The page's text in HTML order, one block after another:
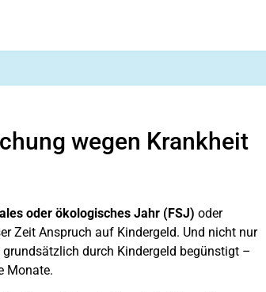
wegen Krankheit
oder ökologisches Jahr (FSJ) oder
Zeit Anspruch auf Kindergeld. Und nicht nur
durch Kindergeld begünstigt –
Monate.